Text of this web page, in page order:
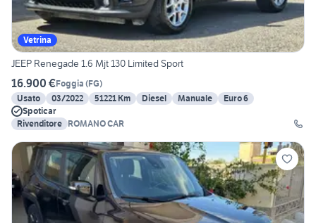
Vetrina
JEEP Renegade 1.6 Mjt 130 Limited Sport
16.900 €Foggia (FG)
Usato
03/2022 51221 Km Diesel Manuale
Euro 6
Spoticar
Rivenditore ROMANO CAR